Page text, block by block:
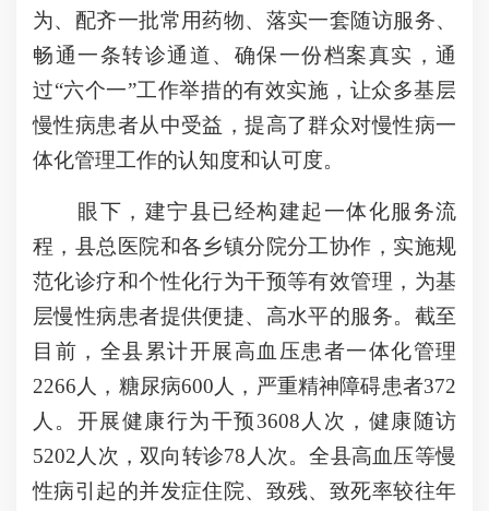
为、配齐一批常用药物、落实一套随访服务、
畅通一条转诊通道、确保一份档案真实，通
过“六个一”工作举措的有效实施，让众多基层
慢性病患者从中受益，提高了群众对慢性病一
体化管理工作的认知度和认可度。
眼下，建宁县已经构建起一体化服务流
程，县总医院和各乡镇分院分工协作，实施规
范化诊疗和个性化行为干预等有效管理，为基
层慢性病患者提供便捷、高水平的服务。截至
目前，全县累计开展高血压患者一体化管理
2266人，糖尿病600人，严重精神障碍患者372
人。开展健康行为干预3608人次，健康随访
5202人次，双向转诊78人次。全县高血压等慢
性病引起的并发症住院、致残、致死率较往年